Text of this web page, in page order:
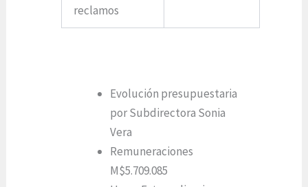
reclamos
Evolución presupuestaria
por Subdirectora Sonia
Vera
Remuneraciones
M$5.709.085